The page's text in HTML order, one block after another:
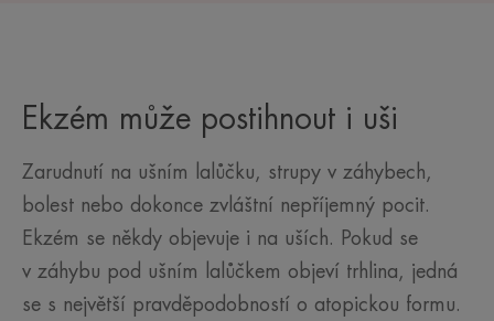
Ekzém může postihnout i uši
Zarudnutí na ušním lalůčku, strupy v záhybech,
bolest nebo dokonce zvláštní nepříjemný pocit.
Ekzém se někdy objevuje i na uších. Pokud se
v záhybu pod ušním lalůčkem objeví trhlina, jedná
se s největší pravděpodobností o atopickou formu.